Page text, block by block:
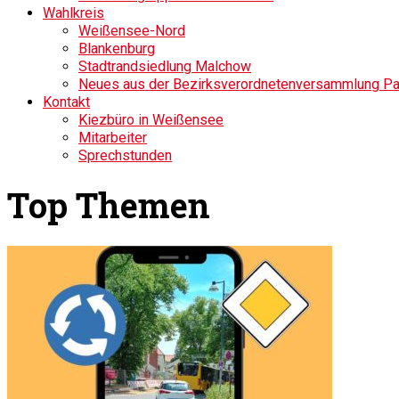
Wahlkreis
Weißensee-Nord
Blankenburg
Stadtrandsiedlung Malchow
Neues aus der Bezirksverordnetenversammlung
Kontakt
Kiezbüro in Weißensee
Mitarbeiter
Sprechstunden
Top Themen